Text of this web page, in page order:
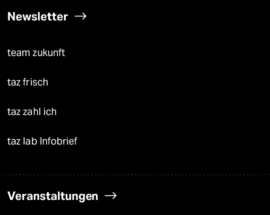
Newsletter
team zukunft
taz frisch
taz zahl ich
taz lab Infobrief
Veranstaltungen